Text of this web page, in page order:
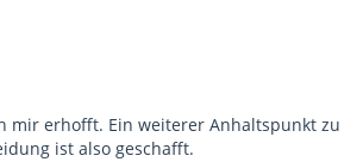
mir erhofft. Ein weiterer Anhaltspunkt zu
ist also geschafft.